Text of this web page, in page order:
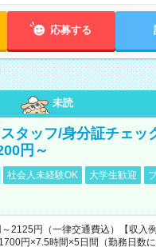
応募する
未読
タッフ/身分証チェッ
円～
社会人未経験OK 大学生歓迎
2125円（一律交通費込）【収入
円×7.5時間×5日間（勤務日数に